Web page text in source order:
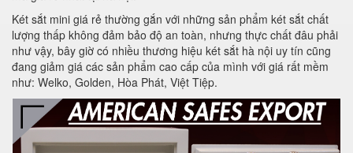
Két sắt mini giá rẻ thường gắn với những sản phẩm két sắt chất
lượng thấp không đảm bảo độ an toàn, nhưng thực chất đâu phải
như vậy, bây giờ có nhiều thương hiệu két sắt hà nội uy tín cũng
đang giảm giá các sản phẩm cao cấp của mình với giá rất mềm
như: Welko, Golden, Hòa Phát, Việt Tiệp.